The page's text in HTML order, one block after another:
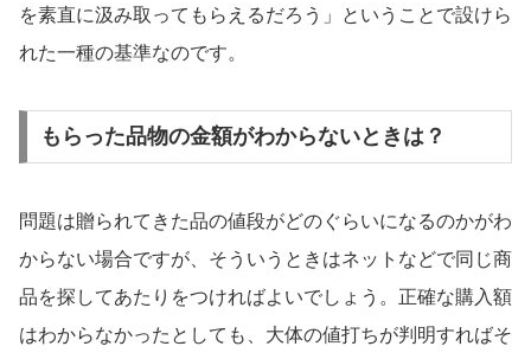
を素直に汲み取ってもらえるだろう」ということで設けら
れた一種の基準なのです。
もらった品物の金額がわからないときは？
問題は贈られてきた品の値段がどのぐらいになるのかがわ
からない場合ですが、そういうときはネットなどで同じ商
品を探してあたりをつければよいでしょう。正確な購入額
はわからなかったとしても、大体の値打ちが判明すればそ